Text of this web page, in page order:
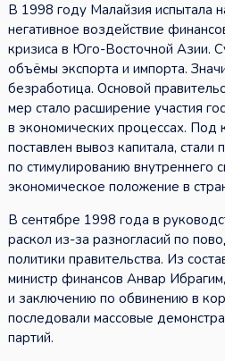
В 1998 году Малайзия испытала
негативное воздействие
кризиса в Юго-Восточной Азии.
объёмы экспорта и импорта.
безработица. Основой
мер стало расширение участия
в экономических процессах. Под
поставлен вывоз капитала, стали
по стимулированию внутреннего
экономическое положение в
В сентябре 1998 года в
раскол из-за разногласий по
политики правительства. Из
министр финансов Анвар
и заключению по обвинению в
последовали массовые
партий.